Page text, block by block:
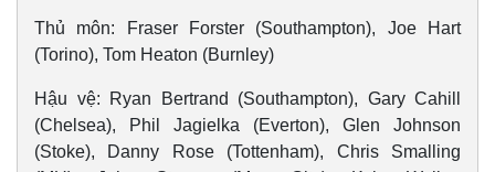
Thủ môn: Fraser Forster (Southampton), Joe Hart
(Torino), Tom Heaton (Burnley)
Hậu vệ: Ryan Bertrand (Southampton), Gary Cahill
(Chelsea), Phil Jagielka (Everton), Glen Johnson
(Stoke), Danny Rose (Tottenham), Chris Smalling